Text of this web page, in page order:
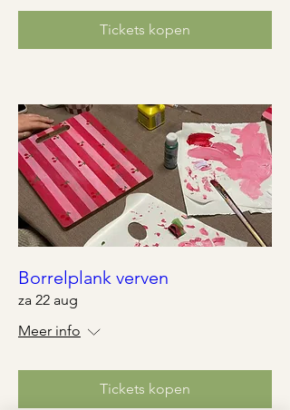
Tickets kopen
Borrelplank verven
za 22 aug
Meer info
Tickets kopen